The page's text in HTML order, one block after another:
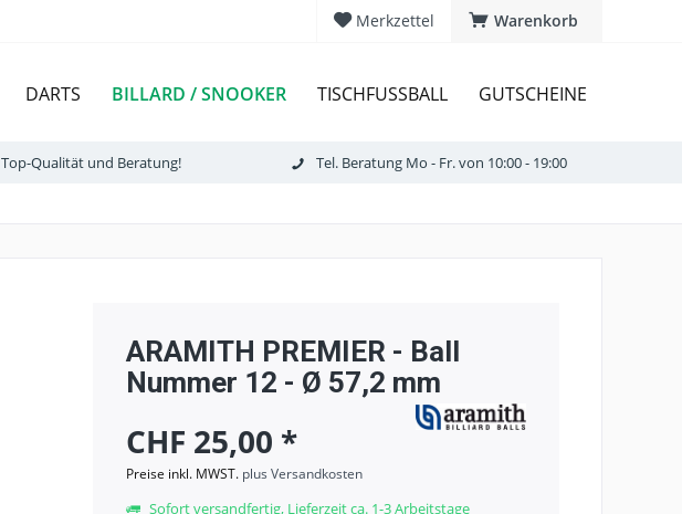
Warenkorb
Merkzettel
DARTS BILLARD / SNOOKER TISCHFUSSBALL GUTSCHEINE
Top-Qualität und Beratung! Tel. Beratung Mo - Fr. von 10:00 - 19:00
ARAMITH PREMIER - Ball
Nummer 12 - Ø 57,2 mm
CHF 25,00 *
Preise inkl. MWST. plus Versandkosten
Sofort versandfertig, Lieferzeit ca. 1-3 Arbeitstage